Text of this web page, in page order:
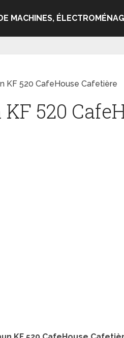
MACHINES,
KF 520 CafeHouse Cafetière
520